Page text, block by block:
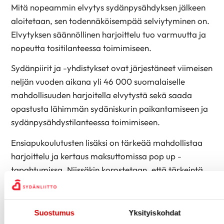
Suostumus Yksityiskohdat
Mitä nopeammin elvytys sydänpysähdyksen jälkeen
aloitetaan, sen todennäköisempää selviytyminen on.
Elvytyksen säännöllinen harjoittelu tuo varmuutta ja
nopeutta tositilanteessa toimimiseen.
Sydänpiirit ja -yhdistykset ovat järjestäneet viimeisen
neljän vuoden aikana yli 46 000 suomalaiselle
mahdollisuuden harjoitella elvytystä sekä saada
opastusta lähimmän sydäniskurin paikantamiseen ja
sydänpysähdystilanteessa toimimiseen.
Ensiapukoulutusten lisäksi on tärkeää mahdollistaa
harjoittelu ja kertaus maksuttomissa pop up -
tapahtumissa. Niissäkin korostetaan, että tärkeintä
sydänpysähdystilanteessa on soittaa hätänumeroon
112, aloittaa paineluelvytys ja käyttää sydäniskuria,
jos se on lähistöllä saatavilla.